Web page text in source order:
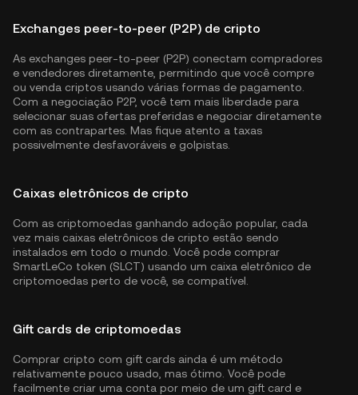
Exchanges peer-to-peer (P2P) de cripto
As exchanges peer-to-peer (P2P) conectam compradores
e vendedores diretamente, permitindo que você compre
ou venda criptos usando várias formas de pagamento.
Com a negociação P2P, você tem mais liberdade para
selecionar suas ofertas preferidas e negociar diretamente
com as contrapartes. Mas fique atento a taxas
possivelmente desfavoráveis e golpistas.
Caixas eletrônicos de cripto
Com as criptomoedas ganhando adoção popular, cada
vez mais caixas eletrônicos de cripto estão sendo
instalados em todo o mundo. Você pode comprar
SmartLeCo token (SLCT) usando um caixa eletrônico de
criptomoedas perto de você, se compatível.
Gift cards de criptomoedas
Comprar cripto com gift cards ainda é um método
relativamente pouco usado, mas ótimo. Você pode
facilmente criar uma conta por meio de um gift card e